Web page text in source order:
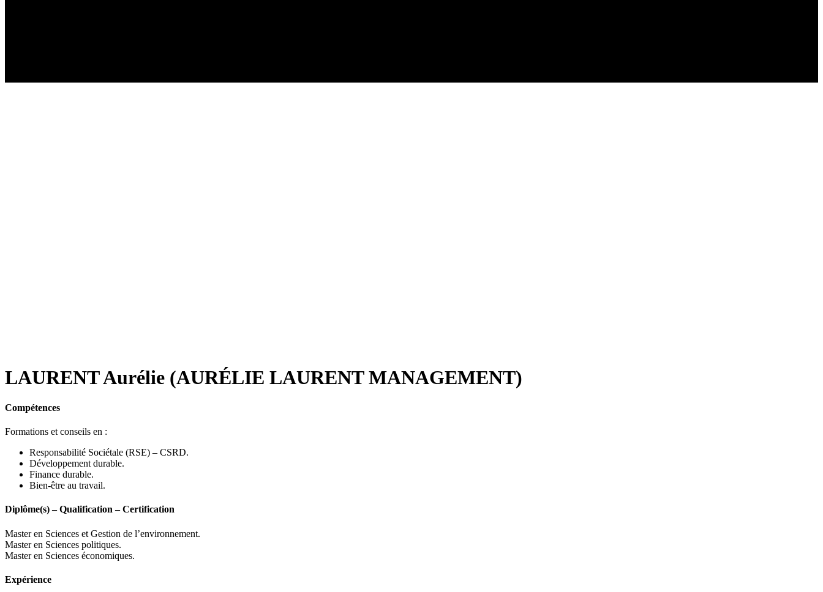
LAURENT Aurélie (AURÉLIE LAURENT MANAGEMENT)
Compétences
Formations et conseils en :
Responsabilité Sociétale (RSE) – CSRD.
Développement durable.
Finance durable.
Bien-être au travail.
Diplôme(s) – Qualification – Certification
Master en Sciences et Gestion de l’environnement.
Master en Sciences politiques.
Master en Sciences économiques.
Expérience